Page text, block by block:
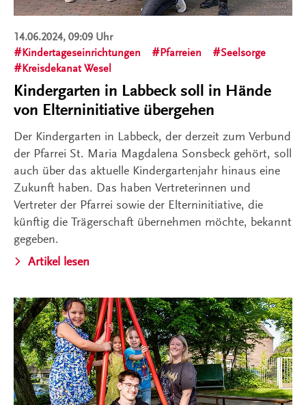
14.06.2024, 09:09 Uhr
Kindertageseinrichtungen
Pfarreien
Seelsorge
Kreisdekanat Wesel
Kindergarten in Labbeck soll in Hände
von Elterninitiative übergehen
Der Kindergarten in Labbeck, der derzeit zum Verbund
der Pfarrei St. Maria Magdalena Sonsbeck gehört, soll
auch über das aktuelle Kindergartenjahr hinaus eine
Zukunft haben. Das haben Vertreterinnen und
Vertreter der Pfarrei sowie der Elterninitiative, die
künftig die Trägerschaft übernehmen möchte, bekannt
gegeben.
Artikel lesen